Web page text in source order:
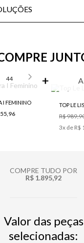
44
I FEMININO TOP LE
R$
3x de R$
COMPRE TUDO POR
R$ 1.895,92
Valor das peças
selecionadas: